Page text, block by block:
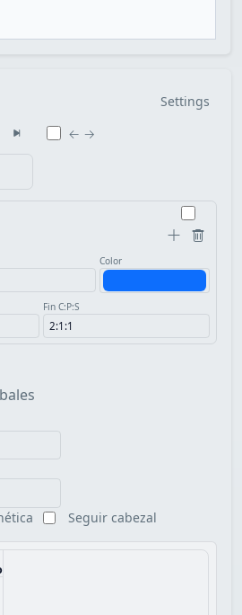
Settings
← →
Color
Fin C:P:S
Seguir cabezal